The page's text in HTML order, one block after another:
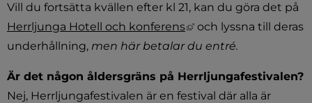
Herrljunga Hotell och konferens
Länk till annan
och lyssna till deras
underhållning, men här betalar du entré.
Är det någon åldersgräns på Herrljungafestivalen?
Nej, Herrljungafestivalen är en festival där alla är